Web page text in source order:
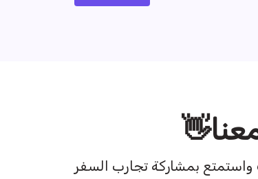
واستمتع بمشاركة تجارب السفر